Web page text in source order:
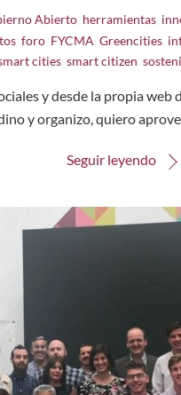
Abierto herramientas
,foro FYCMA ,Greencities
cities, smart citizen
y desde la propia
y organizo, quiero
Seguir leyendo